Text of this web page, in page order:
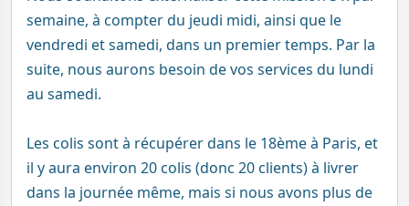
semaine, à compter du jeudi midi, ainsi que le
vendredi et samedi, dans un premier temps. Par la
suite, nous aurons besoin de vos services du lundi
au samedi.
Les colis sont à récupérer dans le 18ème à Paris, et
il y aura environ 20 colis (donc 20 clients) à livrer
dans la journée même, mais si nous avons plus de